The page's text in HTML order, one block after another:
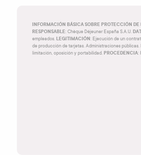
INFORMACIÓN BÁSICA SOBRE PROTECCIÓN DE
RESPONSABLE: Chèque Déjeuner España S.A.U.
empleados. LEGITIMACIÓN: Ejecución de un
de producción de tarjetas. Administraciones
limitación, oposición y portabilidad. PROCEDENCIA: